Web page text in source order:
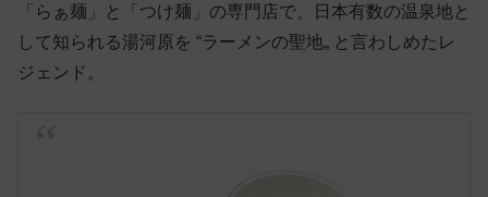
「らぁ麺」と「つけ麺」の専門店で、日本有数の温泉地と
して知られる湯河原を “ラーメンの聖地„ と言わしめたレ
ジェンド。